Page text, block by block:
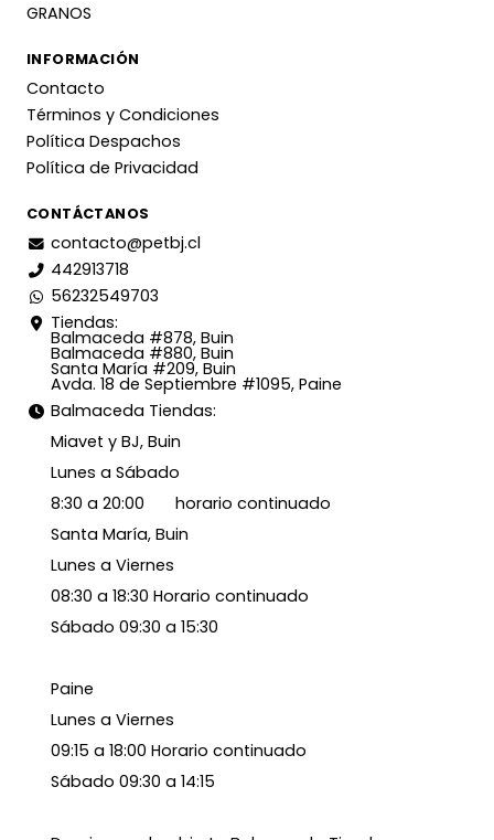
GRANOS
INFORMACIÓN
Contacto
Términos y Condiciones
Política Despachos
Política de Privacidad
CONTÁCTANOS
contacto@petbj.cl
442913718
56232549703
Tiendas:
Balmaceda #878, Buin
Balmaceda #880, Buin
Santa María #209, Buin
Avda. 18 de Septiembre #1095, Paine
Balmaceda Tiendas:
Miavet y BJ, Buin
Lunes a Sábado
8:30 a 20:00 horario continuado
Santa María, Buin
Lunes a Viernes
08:30 a 18:30 Horario continuado
Sábado 09:30 a 15:30
Paine
Lunes a Viernes
09:15 a 18:00 Horario continuado
Sábado 09:30 a 14:15